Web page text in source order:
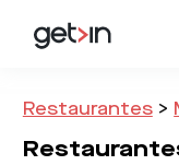
Restaurantes >